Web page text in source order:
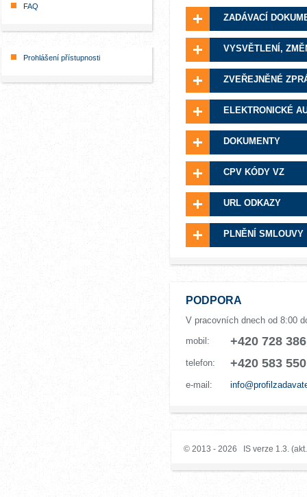
FAQ
Prohlášení přístupnosti
ZADÁVACÍ
VYSVĚTLENÍ,
ZVEŘEJNĚNÉ
ELEKTRONICKÉ
DOKUMENTY
CPV KÓDY VZ
URL ODKAZY
PLNĚNÍ SMLOUVY
PODPORA
V pracovních dnech od 8:00
mobil:
+420 728
telefon: +420 583
e-mail:
© 2013 - 2026 IS verze 1.3.